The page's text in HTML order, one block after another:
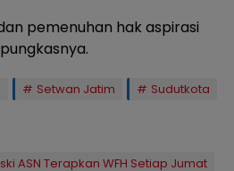
pemenuhan hak aspirasi
Setwan Jatim
Sudutkota
ASN Terapkan WFH Setiap Jumat